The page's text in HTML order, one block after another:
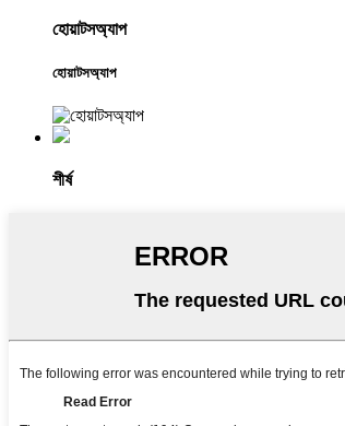
হোয়াটসঅ্যাপ
হোয়াটসঅ্যাপ
শীর্ষ